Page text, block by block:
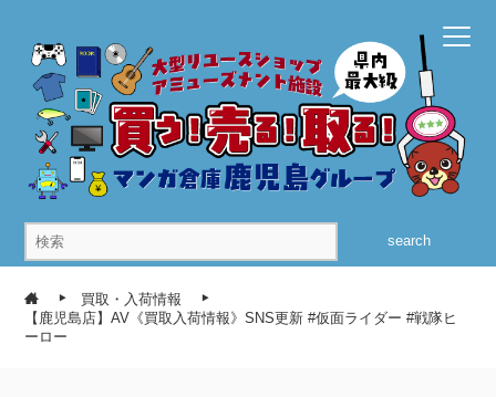
search
買取・入荷情報
【鹿児島店】AV《買取入荷情報》SNS更新 #仮面ライダー #戦隊ヒ
ーロー